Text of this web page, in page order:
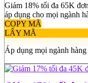
Giảm 18% tối đa 65K
áp dụng cho mọi ngành
COPY MÃ
LẤY MÃ
Áp dụng mọi ngành hàng